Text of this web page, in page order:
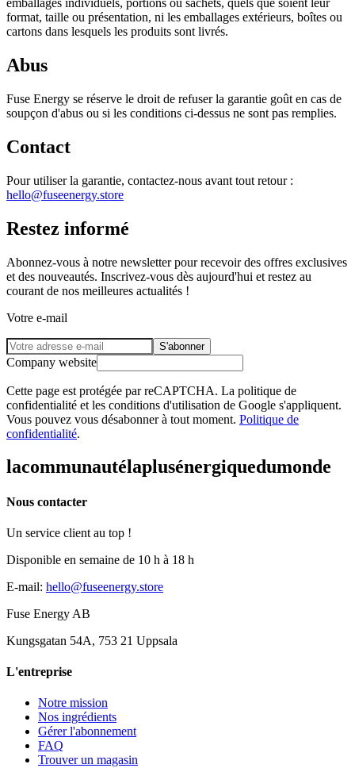
emballages individuels, portions ou sachets, quels que soient leur
format, taille ou présentation, ni les emballages extérieurs, boîtes ou
cartons dans lesquels les produits sont livrés.
Abus
Fuse Energy se réserve le droit de refuser la garantie goût en cas de
soupçon d'abus ou si les conditions ci-dessus ne sont pas remplies.
Contact
Pour utiliser la garantie, contactez-nous avant tout retour :
hello@fuseenergy.store
Restez informé
Abonnez-vous à notre newsletter pour recevoir des offres exclusives
et des nouveautés. Inscrivez-vous dès aujourd'hui et restez au
courant de nos meilleures actualités !
Votre e-mail
S'abonner
Company website
Cette page est protégée par reCAPTCHA. La politique de
confidentialité et les conditions d'utilisation de Google s'appliquent.
Vous pouvez vous désabonner à tout moment. Politique de
confidentialité.
lacommunautélaplusénergiquedumonde
Nous contacter
Un service client au top !
Disponible en semaine de 10 h à 18 h
E-mail: hello@fuseenergy.store
Fuse Energy AB
Kungsgatan 54A, 753 21 Uppsala
L'entreprise
Notre mission
Nos ingrédients
Gérer l'abonnement
FAQ
Trouver un magasin